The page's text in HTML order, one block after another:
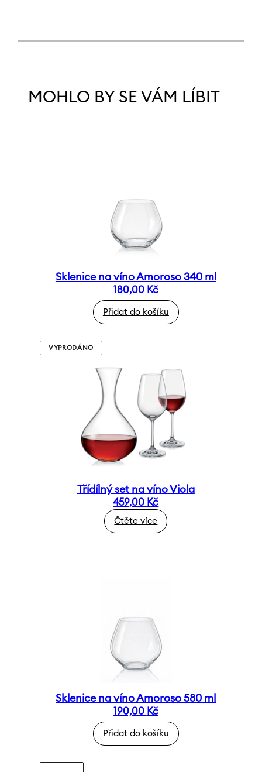
MOHLO BY SE VÁM LÍBIT
Sklenice na víno Amoroso 340 ml
180,00 Kč
Přidat do košíku
VYPRODÁNO
Třídílný set na víno Viola
459,00 Kč
Čtěte více
Sklenice na víno Amoroso 580 ml
190,00 Kč
Přidat do košíku